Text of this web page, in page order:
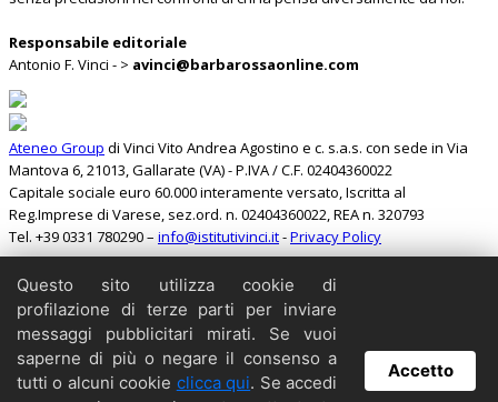
Responsabile editoriale
Antonio F. Vinci - > avinci@barbarossaonline.com
Ateneo Group di Vinci Vito Andrea Agostino e c. s.a.s. con sede in Via
Mantova 6, 21013, Gallarate (VA) - P.IVA / C.F. 02404360022
Capitale sociale euro 60.000 interamente versato, Iscritta al
Reg.Imprese di Varese, sez.ord. n. 02404360022, REA n. 320793
Tel. +39 0331 780290 – info@istitutivinci.it-Privacy Policy
Search
Home
Il Barbarossa
Collabora
Contattaci
Questo sito utilizza cookie di
profilazione di terze parti per inviare
messaggi pubblicitari mirati. Se vuoi
saperne di più o negare il consenso a
tutti o alcuni cookie clicca qui. Se accedi
Accetto